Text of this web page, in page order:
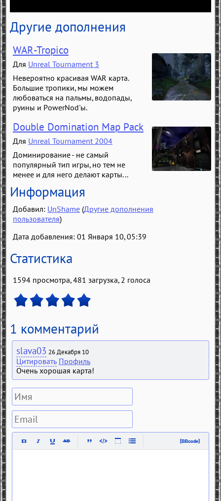
Другие дополнения
WAR-Tropico
Для Unreal Tournament 3
Невероятно красивая WAR карта.
Большие тропики, мы можем
любоваться на пальмы, водопады,
руины и PowerNod'ы.
Double Domination Map Pack
Для Unreal Tournament 2004
Доминирование - не самый
популярный тип игры, но тем не
менее и для него делают карты...
Информация
Добавил: UnShame (Другие дополнения
пользователя)
Дата добавления: 01 Января 10, 05:39
Статистика
1594 просмотра, 481 загрузка, 2 голоса
1 комментарий
slava03 26 Декабря 10
Цитировать Профиль
Очень хорошая карта!